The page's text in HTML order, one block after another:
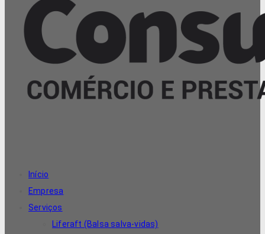
Início
Empresa
Serviços
Liferaft (Balsa salva-vidas)